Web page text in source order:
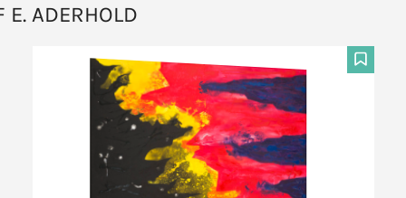
E. ADERHOLD
F